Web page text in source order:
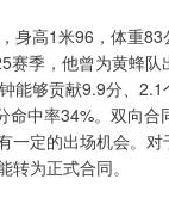
身高1米96，体重
赛季，他曾为黄蜂队
能够贡献9.9分、
命中率34%。双向合
一定的出场机会。对
转为正式合同。